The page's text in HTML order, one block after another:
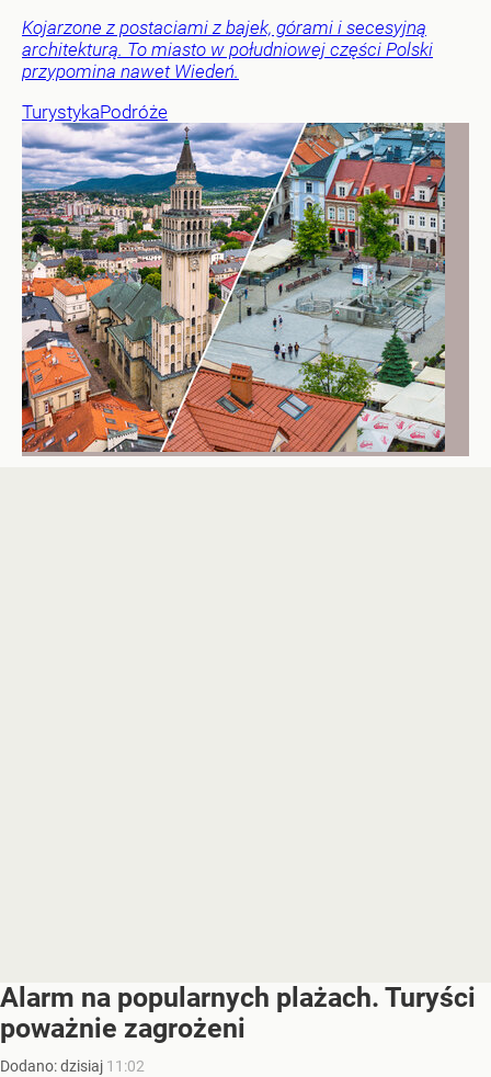
Kojarzone z postaciami z bajek, górami i secesyjną
architekturą. To miasto w południowej części Polski
przypomina nawet Wiedeń.
TurystykaPodróże
Alarm na popularnych plażach. Turyści
poważnie zagrożeni
Dodano:dzisiaj 11:02